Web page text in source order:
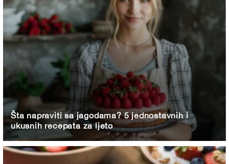
Šta napraviti sa jagodama? 5 jednostavnih i
ukusnih recepata za ljeto